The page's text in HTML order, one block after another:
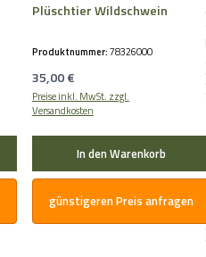
Plüschtier Wildschwein
Produktnummer:78326000
Regulärer Preis:
35,00 €
Preise inkl. MwSt. zzgl.
Versandkosten
In den Warenkorb
günstigeren Preis anfragen